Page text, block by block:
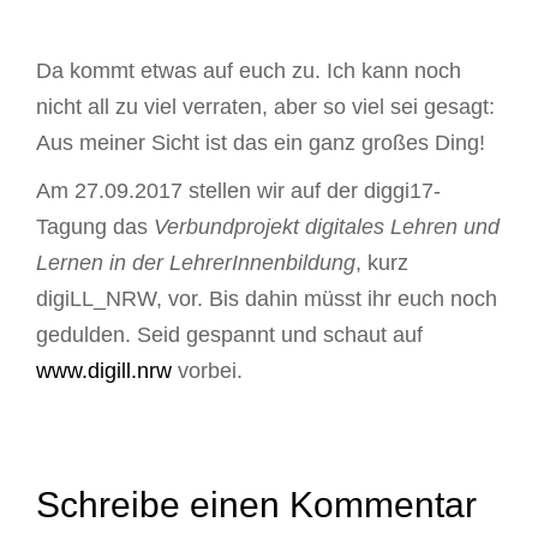
Da kommt etwas auf euch zu. Ich kann noch
nicht all zu viel verraten, aber so viel sei gesagt:
Aus meiner Sicht ist das ein ganz großes Ding!
Am 27.09.2017 stellen wir auf der diggi17-
Tagung das Verbundprojekt digitales Lehren und
Lernen in der LehrerInnenbildung, kurz
digiLL_NRW, vor. Bis dahin müsst ihr euch noch
gedulden. Seid gespannt und schaut auf
www.digill.nrw vorbei.
Schreibe einen Kommentar